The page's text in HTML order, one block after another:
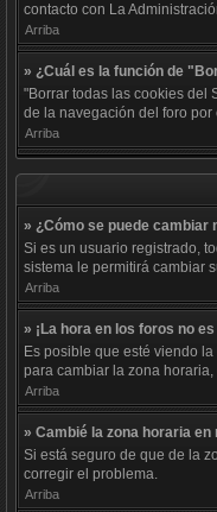
contacto con La
Arriba
» ¿Cuál es la función de
"Borrar todas las cookies del
de la navegación del foro
Arriba
» ¿Cómo se puede cambiar
Si es un usuario registrado,
sistema le permitirá cambiar
Arriba
» ¡La hora en los foros no
Es posible que esté viendo
para cambiar la zona
Arriba
» Cambié la zona horaria
Si está seguro de que de la
corregir el problema.
Arriba